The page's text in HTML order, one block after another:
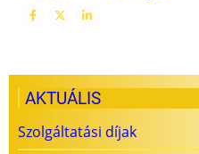
AKTUÁLIS
Szolgáltatási díjak